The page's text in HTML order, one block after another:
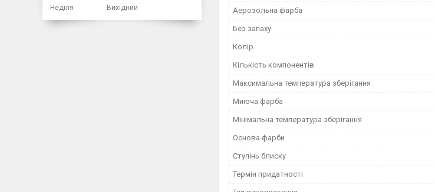
Аерозольна фарба
Без запаху
Колір
Кількість компонентів
Максимальна температура зберігання
Миюча фарба
Мінімальна температура зберігання
Основа фарби
Ступінь блиску
Термін придатності
Неділя
Вихідний